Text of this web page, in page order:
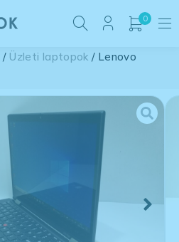
0
/ Üzleti laptopok / Lenovo